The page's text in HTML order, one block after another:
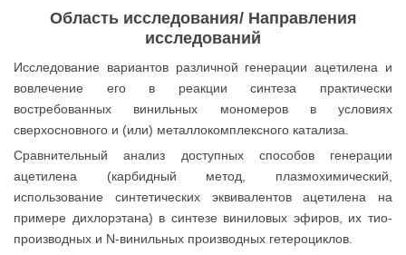
Область исследования/ Направления
исследований
Исследование вариантов различной генерации ацетилена и
вовлечение его в реакции синтеза практически
востребованных винильных мономеров в условиях
сверхосновного и (или) металлокомплексного катализа.
Сравнительный анализ доступных способов генерации
ацетилена (карбидный метод, плазмохимический,
использование синтетических эквивалентов ацетилена на
примере дихлорэтана) в синтезе виниловых эфиров, их тио-
производных и N-винильных производных гетероциклов.